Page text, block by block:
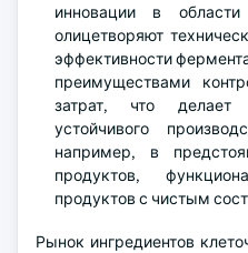
инновации в области
олицетворяют
эффективности
преимуществами
затрат, что делает
устойчивого
например, в
продуктов,
продуктов с чистым
Рынок ингредиентов